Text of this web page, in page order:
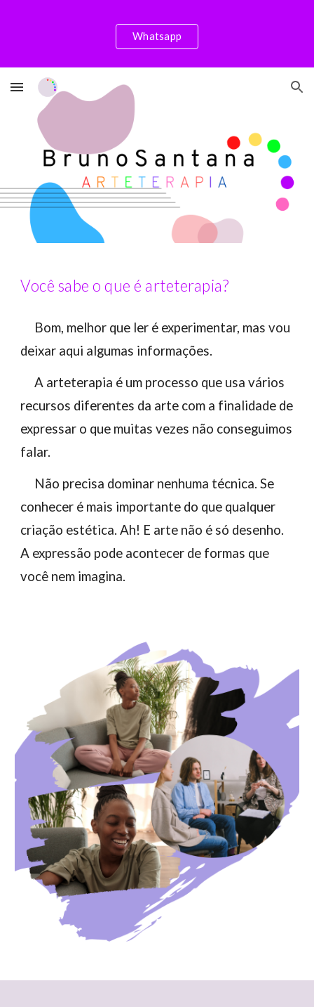
Whatsapp
Você sabe o que é arteterapia?
Bom, melhor que ler é experimentar, mas vou
deixar aqui algumas informações.
A arteterapia é um processo que usa vários
recursos diferentes da arte com a finalidade de
expressar o que muitas vezes não conseguimos
falar.
Não precisa dominar nenhuma técnica. Se
conhecer é mais importante do que qualquer
criação estética. Ah! E arte não é só desenho.
A expressão pode acontecer de formas que
você nem imagina.